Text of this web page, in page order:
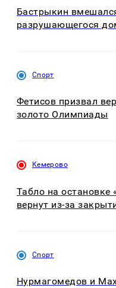
Бастрыкин
разрушающегося
Спорт
Фетисов призвал
золото Олимпиады
Кемерово
Табло на остановке
вернут из-за
Спорт
Нурмагомедов и